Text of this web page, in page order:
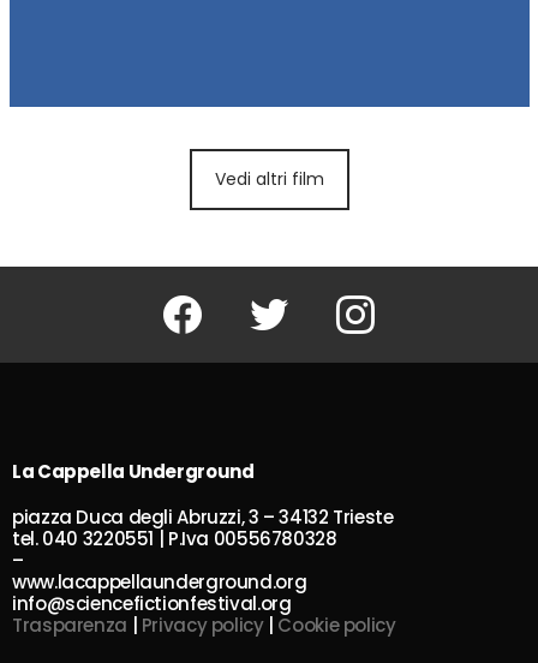
Vedi altri film
Facebook Twitter Instagram
La Cappella Underground
piazza Duca degli Abruzzi, 3 – 34132 Trieste
tel. 040 3220551 | P.Iva 00556780328
–
www.lacappellaunderground.org
info@sciencefictionfestival.org
Trasparenza | Privacy policy| Cookie policy